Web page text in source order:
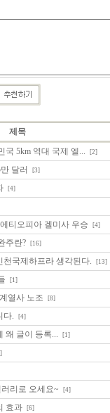
제목
5km 역대 국제 엘... [2]
달러 [3]
[4]
티오피아 겔미사 우승 [4]
주란? [16]
국제하프라 생각된다. [13]
[1]
열사 노조 [8]
다. [4]
글이 등록... [1]
리로 오세요~ [4]
효과 [6]